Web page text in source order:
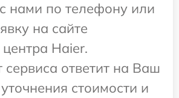
нами по телефону или
на сайте
Haier.
сервиса ответит на Ваш
стоимости и